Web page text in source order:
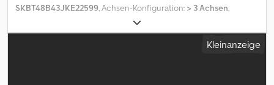
SKBT48B43JKE22599, Achsen-Konfiguration: > 3 Achsen,
, Laderaumbreite:
Laderaumhöhe:2.200 mm, Baujahr:2019, = Weitere Optionen und
Zubehör = - Luftfederung hinten - Luftfederung vorn -Kleinanzeige